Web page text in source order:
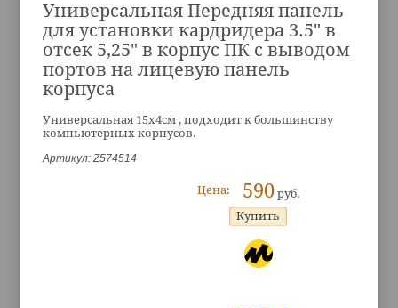
Универсальная Передняя панель
для установки кардридера 3.5" в
отсек 5,25" в корпус ПК с выводом
портов на лицевую панель
корпуса
Универсальная 15х4см , подходит к большинству
компьютерных корпусов.
Артикул: Z574514
Цена: 590руб.